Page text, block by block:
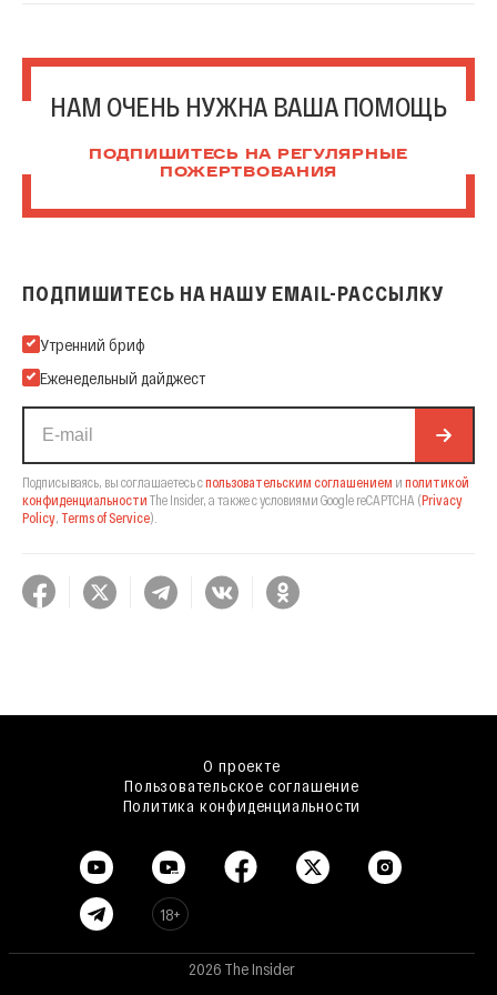
НАМ ОЧЕНЬ НУЖНА ВАША ПОМОЩЬ
ПОДПИШИТЕСЬ НА РЕГУЛЯРНЫЕ
ПОЖЕРТВОВАНИЯ
ПОДПИШИТЕСЬ НА НАШУ EMAIL-РАССЫЛКУ
Подпишитесь на нашу Email-рассылку
Утренний бриф
Еженедельный дайджест
Подписываясь, вы соглашаетесь спользовательским соглашением и политикой
конфиденциальности The Insider, а также с условиями Google reCAPTCHA (Privacy
Policy Terms of Service).
О проекте
Пользовательское соглашение
Политика конфиденциальности
18+
2026 The Insider